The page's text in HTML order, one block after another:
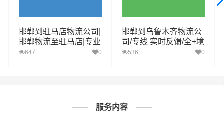
邯郸到驻马店物流公司|
邯郸物流至驻马店|专业
运力保障您的货物安全
647 0
邯郸到乌鲁木齐物流公
司/专线 实时反馈/全+境
+达+到
536 0
服务内容